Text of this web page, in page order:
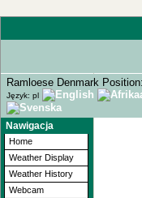
Ramloese Denmark
Język: pl
Nawigacja
Home
Weather Display
Weather History
Webcam